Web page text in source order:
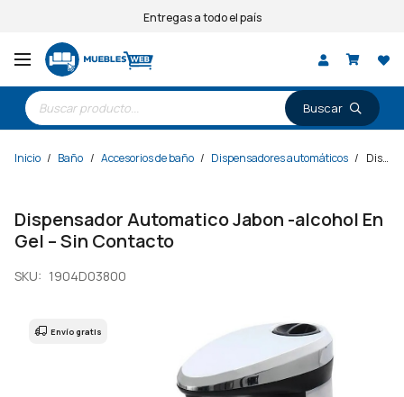
Entregas a todo el país
Búsqueda
de
productos
Inicio / Baño / Accesorios de baño / Dispensadores automáticos / Dispensador Automatico Jabon -alcohol En Gel – Sin Contacto
Dispensador Automatico Jabon -alcohol En
Gel – Sin Contacto
SKU: 1904D03800
Envío gratis